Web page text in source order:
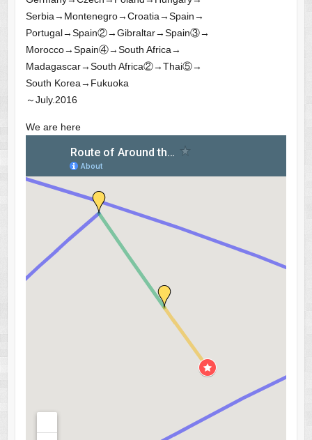
Serbia→Montenegro→Croatia→Spain→
Portugal→Spain②→Gibraltar→Spain③→
Morocco→Spain④→South Africa→
Madagascar→South Africa②→Thai⑤→
South Korea→Fukuoka
～July.2016
We are here